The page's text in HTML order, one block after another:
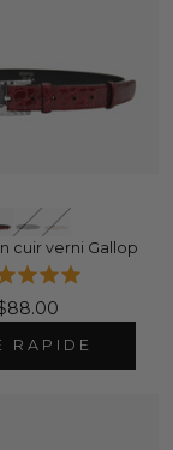
cuir verni Gallop
RAPIDE